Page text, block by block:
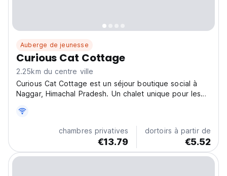
Auberge de jeunesse
Curious Cat Cottage
2.25km du centre ville
Curious Cat Cottage est un séjour boutique social à
Naggar, Himachal Pradesh. Un chalet unique pour les
amoureux de la montagne. (Auto-translated from
chambres privatives
€13.79
dortoirs à partir de
€5.52